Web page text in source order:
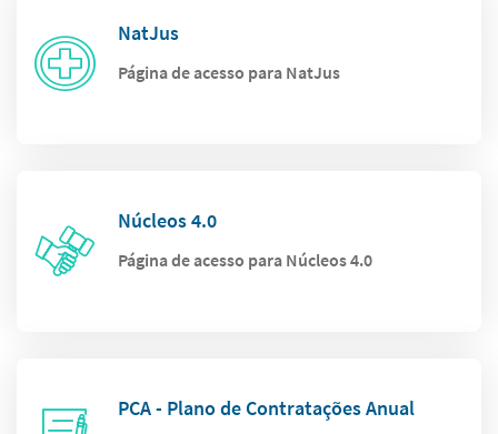
NatJus
Página de acesso para NatJus
Núcleos 4.0
Página de acesso para Núcleos 4.0
PCA - Plano de Contratações Anual